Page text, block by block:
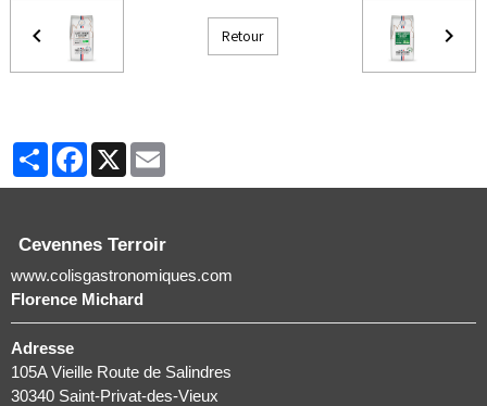
Retour
PartagerFacebook
X
Cevennes Terroir
www.colisgastronomiques.com
Florence Michard
Adresse
105A Vieille Route de Salindres
30340 Saint-Privat-des-Vieux